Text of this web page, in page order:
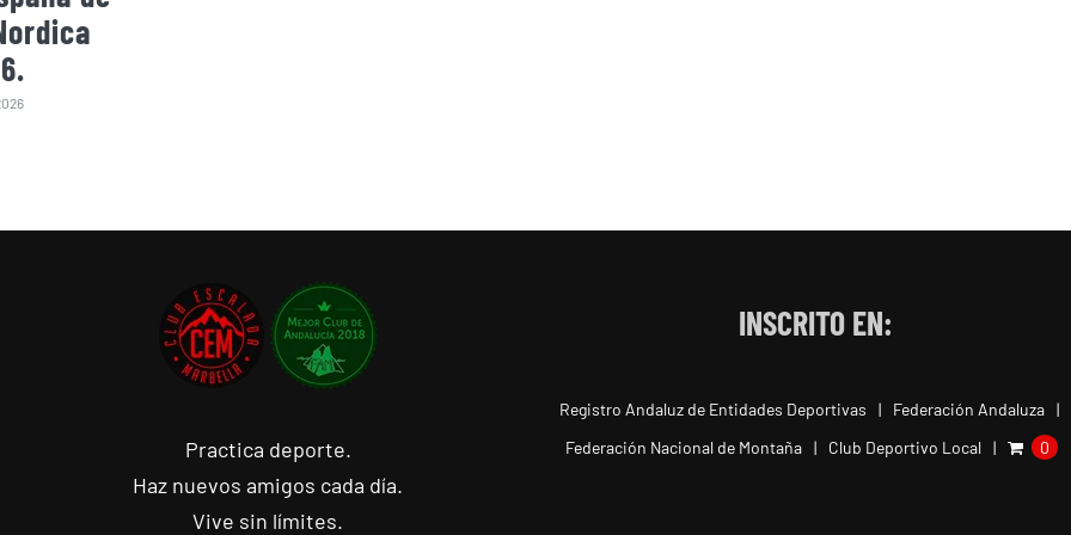
Practica deporte.
Haz nuevos amigos cada día.
Vive sin límites.
INSCRITO EN:
Registro Andaluz de Entidades Deportivas
Federación Andaluza
Federación Nacional de Montaña
Club Deportivo Local 0